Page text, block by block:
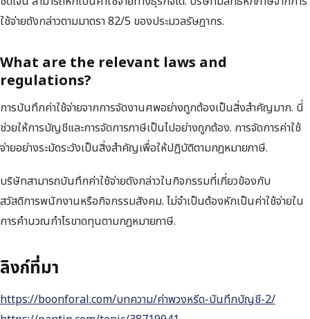
ใช้จ่ายดังกล่าวตามมาตรา 82/5 ของประมวลรัษฎากร.
What are the relevant laws and
regulations?
การบันทึกค่าใช้จ่ายจากการจัดงานศพอย่างถูกต้องเป็นสิ่งสำคัญมาก. นี่
ช่วยให้การบัญชีและการจัดการภาษีเป็นไปอย่างถูกต้อง. การจัดการค่าใช้
จ่ายอย่างระมัดระวังเป็นสิ่งสำคัญเพื่อให้ปฏิบัติตามกฎหมายภาษี.
บริษัทสามารถบันทึกค่าใช้จ่ายดังกล่าวในกิจกรรมที่เกี่ยวข้องกับ
สวัสดิการพนักงานหรือกิจกรรมสังคม. ไม่จำเป็นต้องหักเป็นค่าใช้จ่ายใน
การคำนวณกำไรขาดทุนตามกฎหมายภาษี.
ลิงก์ที่มา
https://boonforal.com/บทความ/ค่าพวงหรีด-บันทึกบัญชี-2/